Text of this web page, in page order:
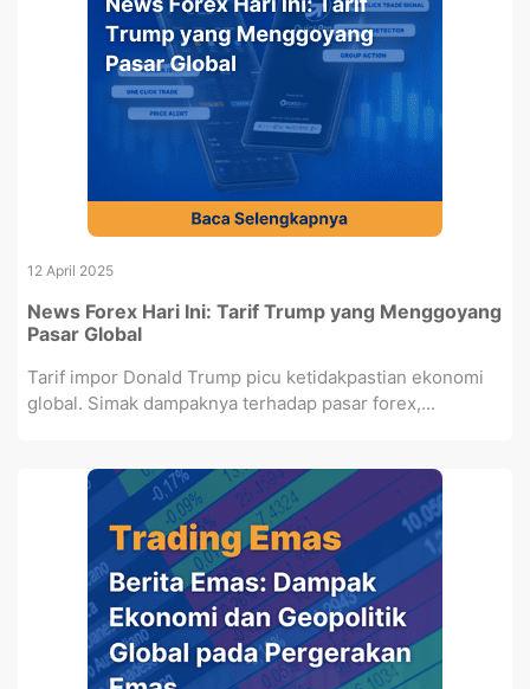
12 April 2025
News Forex Hari Ini: Tarif Trump yang Menggoyang
Pasar Global
Tarif impor Donald Trump picu ketidakpastian ekonomi
global. Simak dampaknya terhadap pasar forex,...